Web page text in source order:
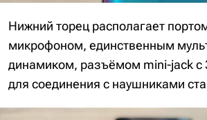
Нижний торец располагает
микрофоном, единственным
динамиком, разъёмом mini-jack
для соединения с наушниками